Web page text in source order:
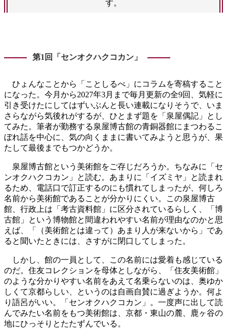
す。
第1回「センオクハクコカン」
ひょんなことから「ことしるべ」にコラムを寄稿すること
になった。今月から2027年3月まで毎月更新の全9回、気軽に
引き受けたにしてはずいぶんと長い連載になりそうで、いま
さらながら気後れがするが、ひとまず題を「泉屋偶記」とし
てみた。筆者が勤務する泉屋博古館の青銅器館にまつわるこ
ぼれ話を中心に、気の向くままに書いてみようと思うが、果
たして最後までもつかどうか。
泉屋博古館という美術館をご存じだろうか。ちなみに「セ
ンオクハクコカン」と読む。あまりに「イズミヤ」と読まれ
るため、電話口で訂正するのにも慣れてしまったが、何しろ
名前から美術館であることが分かりにくい。この泉屋博古
館、行政上は「考古資料館」に区分されているらしく、「博
古館」という博物館と間違われやすい名前が理由なのかと思
えば、「（美術館とは違って）あまり人が来ないから」であ
ると聞いたときには、さすがに閉口してしまった。
しかし、館の一員として、この名前には愛着も感じている
のだ。住友コレクションを母体としながら、「住友美術館」
のような分かりやすい名前をあえて名乗らないのは、奥ゆか
しくて京都らしい、というのは自画自賛に過ぎようか。何よ
り語呂がいい。「センオクハクコカン」。一度声に出して読
んでみたい名前をもつ美術館は、京都・東山の麓、鹿ヶ谷の
地にひっそりとたたずんでいる。